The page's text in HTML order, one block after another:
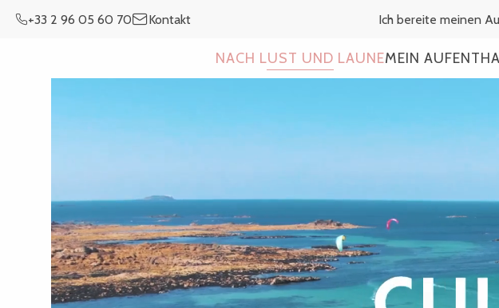
+33 2 96 05 60 70 Kontakt Ich bereite meinen
NACH LUST UND LAUNEMEIN